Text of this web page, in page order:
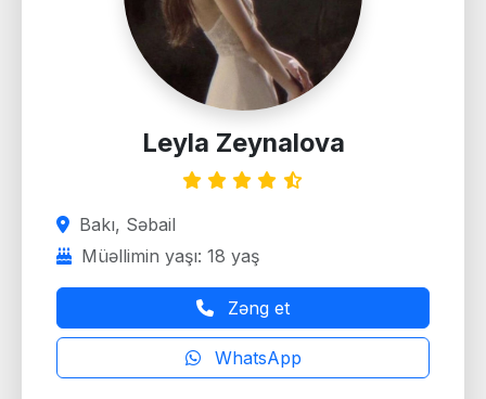
Leyla Zeynalova
Bakı, Səbail
Müəllimin yaşı: 18 yaş
Zəng et
WhatsApp